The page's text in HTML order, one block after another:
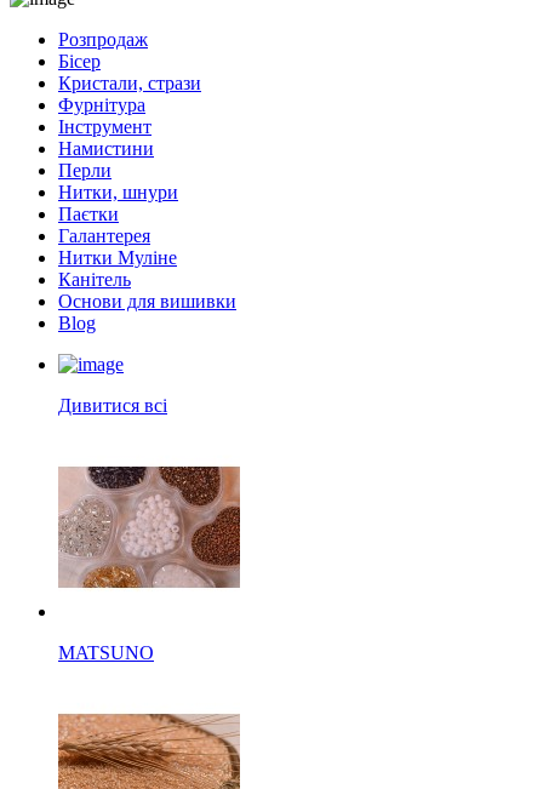
Розпродаж
Бісер
Кристали, стрази
Фурнітура
Інструмент
Намистини
Перли
Нитки, шнури
Паєтки
Галантерея
Нитки Муліне
Канітель
Основи для вишивки
Blog
Дивитися всі
MATSUNO